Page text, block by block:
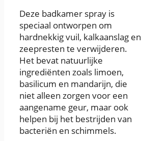
Deze badkamer spray is
speciaal ontworpen om
hardnekkig vuil, kalkaanslag en
zeepresten te verwijderen.
Het bevat natuurlijke
ingrediënten zoals limoen,
basilicum en mandarijn, die
niet alleen zorgen voor een
aangename geur, maar ook
helpen bij het bestrijden van
bacteriën en schimmels.